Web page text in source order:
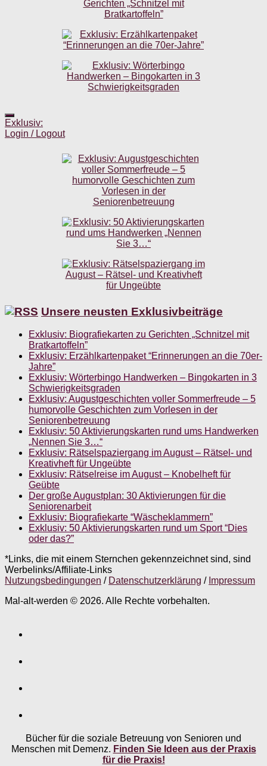
Exklusiv:
Login / Logout
Unsere neusten Exklusivbeiträge
Exklusiv: Biografiekarten zu Gerichten „Schnitzel mit
Bratkartoffeln”
Exklusiv: Erzählkartenpaket “Erinnerungen an die 70er-
Jahre”
Exklusiv: Wörterbingo Handwerken – Bingokarten in 3
Schwierigkeitsgraden
Exklusiv: Augustgeschichten voller Sommerfreude – 5
humorvolle Geschichten zum Vorlesen in der
Seniorenbetreuung
Exklusiv: 50 Aktivierungskarten rund ums Handwerken
„Nennen Sie 3…“
Exklusiv: Rätselspaziergang im August – Rätsel- und
Kreativheft für Ungeübte
Exklusiv: Rätselreise im August – Knobelheft für
Geübte
Der große Augustplan: 30 Aktivierungen für die
Seniorenarbeit
Exklusiv: Biografiekarte “Wäscheklammern”
Exklusiv: 50 Aktivierungskarten rund um Sport “Dies
oder das?”
*Links, die mit einem Sternchen gekennzeichnet sind, sind
Werbelinks/Affiliate-Links
Nutzungsbedingungen / Datenschutzerklärung / Impressum
Mal-alt-werden © 2026. Alle Rechte vorbehalten.
Bücher für die soziale Betreuung von Senioren und
Menschen mit Demenz. Finden Sie Ideen aus der Praxis
für die Praxis!